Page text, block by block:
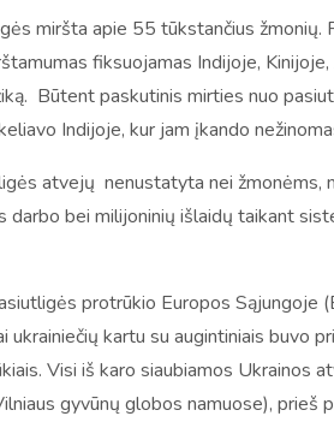
miršta apie 55 tūkstančius žmonių.
fiksuojamas Indijoje,
Būtent paskutinis mirties nuo
Indijoje, kur jam įkando
atvejų nenustatyta nei žmonėms,
bei milijoninių išlaidų taikant
protrūkio Europos Sąjungoje
kartu su augintiniais buvo
Visi iš karo siaubiamos Ukrainos
gyvūnų globos namuose), prieš